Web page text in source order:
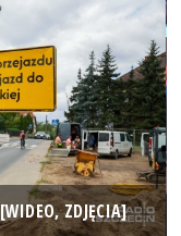
ZDJĘCIA]